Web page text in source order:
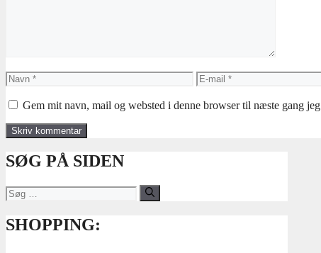
Navn
E-
mail
Gem mit navn, mail og websted i denne browser til næste gang
SØG PÅ SIDEN
Søg
efter:
SHOPPING: